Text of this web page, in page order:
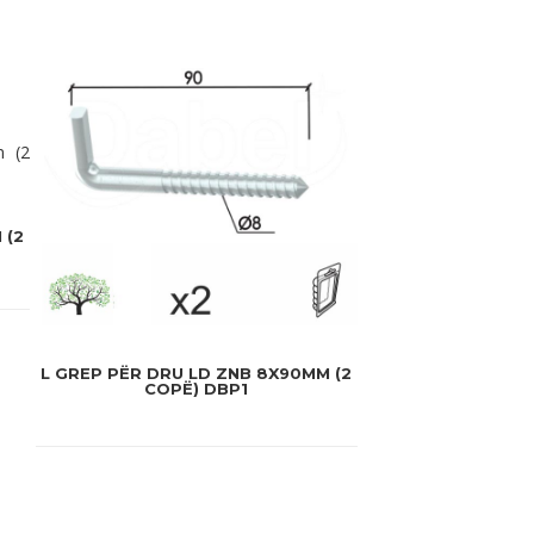
(2
L GREP PËR DRU LD ZNB 8X90MM (2
COPË) DBP1